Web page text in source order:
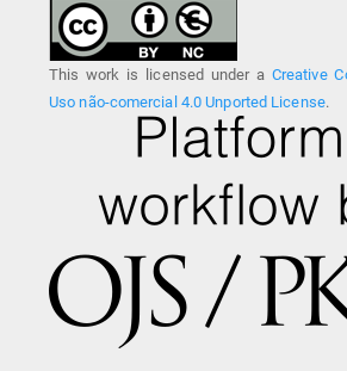
This work is licensed under a Creative
Uso não-comercial 4.0 Unported License.